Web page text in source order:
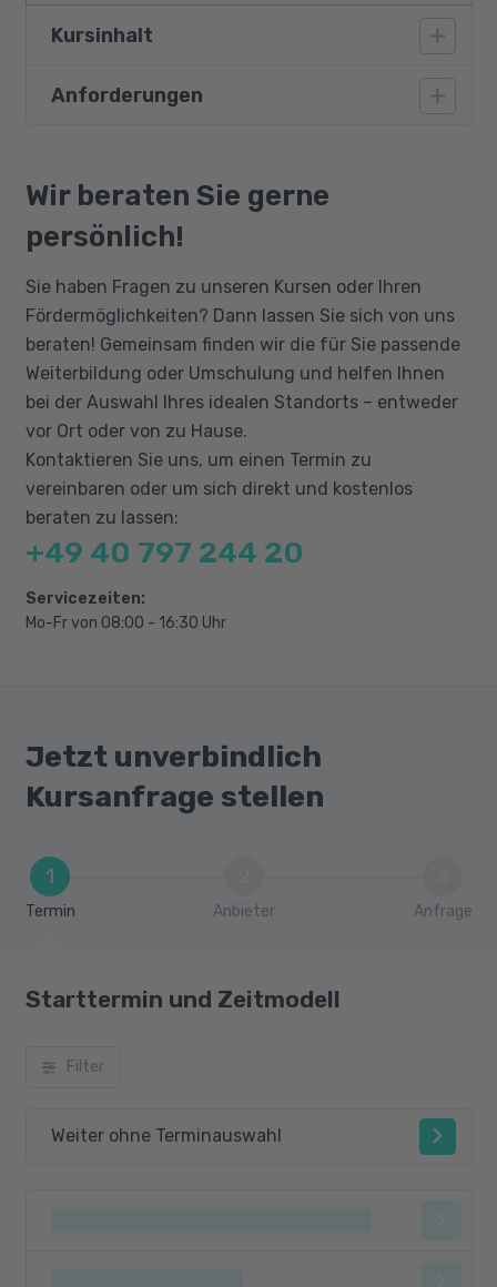
Kursinhalt
Grundlagen zu Programmen und
Grundlegende Sprachelemente,
Datenstrukturen, Algorithmen
Sprachelemente/Prinzipien/Techniken
OO Analyse (OOA), Entwurf (OOD) und
Programmierung (OOP)
Softwareentwurf mit UML
Datenbankdesign (z.B. Normalisierung,
Beziehungsarten)
Daten abfragen und ändern (DML)
Grundlagen der Sprache Java
Datentypen, Variablen, Operatoren,
Klassen, Objekte, Vererbung, Polymorphie,
Grafische Oberflächen mit AWT, Swing
Datenbankzugriff
Anforderungen
Deutschkenntnisse auf dem Niveau B2 sowie
gute Englischkenntnisse, da einige
verwendete Tools und Dokumentationen in
erfordert eine hohe IT-Affinität und erweiterte
PC-Kenntnisse, einen sicheren Umgang mit
Windows und der Ordnerstruktur auf dem PC
und der Arbeit mit Dateien.
Wir beraten Sie gerne
persönlich!
Sie haben Fragen zu unseren Kursen oder Ihren
Fördermöglichkeiten? Dann lassen Sie sich von uns
beraten! Gemeinsam finden wir die für Sie passende
Weiterbildung oder Umschulung und helfen Ihnen
bei der Auswahl Ihres idealen Standorts – entweder
vor Ort oder von zu Hause.
Kontaktieren Sie uns, um einen Termin zu
vereinbaren oder um sich direkt und kostenlos
beraten zu lassen:
+49 40 797 244 20
Servicezeiten:
Mo-Fr von 08:00 - 16:30 Uhr
Jetzt unverbindlich
Kursanfrage stellen
1
Termin Anbieter Anfrage
Starttermin und Zeitmodell
Filter
Weiter ohne Terminauswahl